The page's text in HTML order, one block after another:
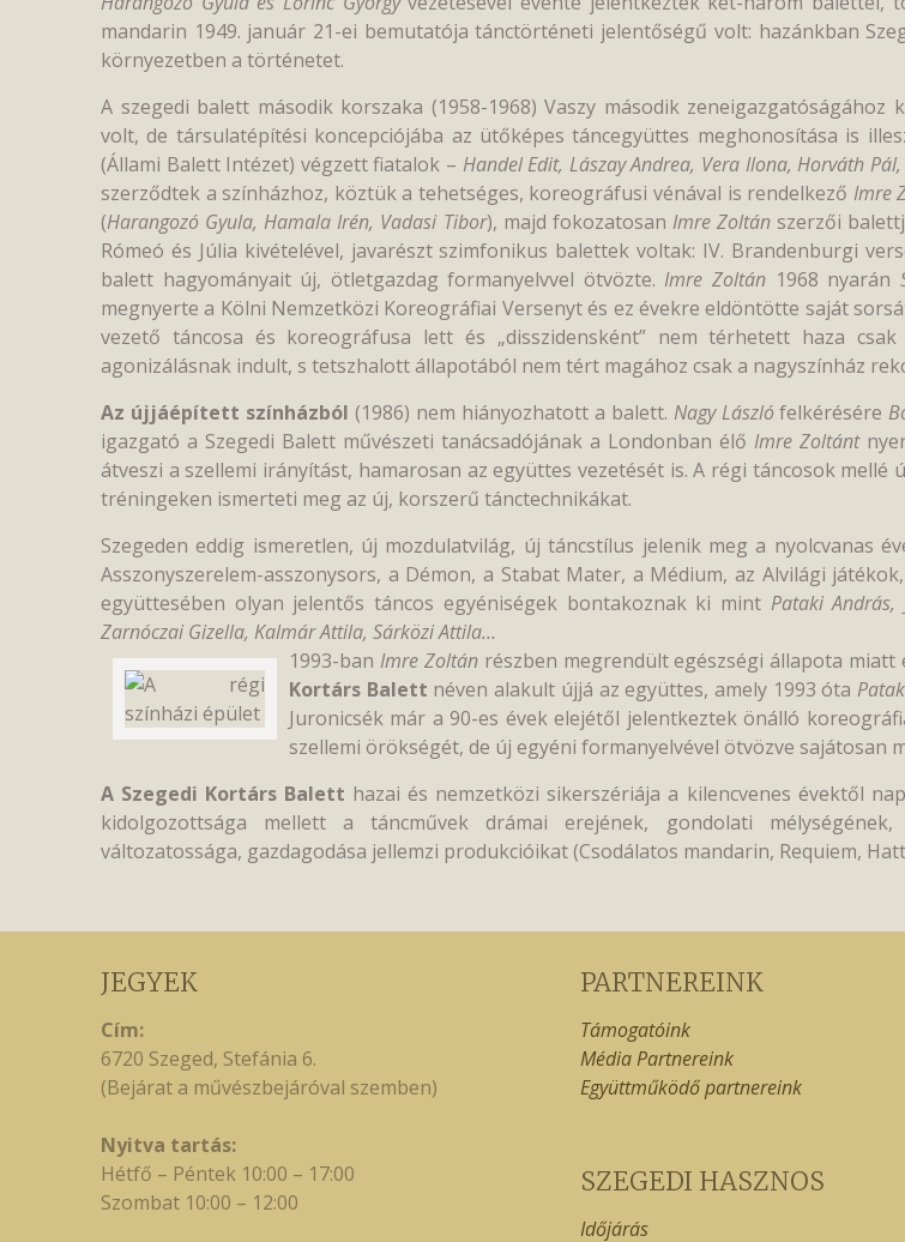
mandarin 1949. január 21-ei bemutatója tánctörténeti jelentőségű volt: hazánkban
környezetben a történetet.
A szegedi balett második korszaka (1958-1968) Vaszy második zeneigazgatóságához
volt, de társulatépítési koncepciójába az ütőképes táncegyüttes meghonosítása is
(Állami Balett Intézet) végzett fiatalok – Handel Edit, Lászay Andrea, Vera Ilona, Horváth
szerződtek a színházhoz, köztük a tehetséges, koreográfusi vénával is rendelkező Imre
(Harangozó Gyula, Hamala Irén, Vadasi Tibor), majd fokozatosan Imre Zoltánszerzői
Rómeó és Júlia kivételével, javarészt szimfonikus balettek voltak: IV. Brandenburgi
balett hagyományait új, ötletgazdag formanyelvvel ötvözte. Imre Zoltán1968 nyarán
megnyerte a Kölni Nemzetközi Koreográfiai Versenyt és ez évekre eldöntötte saját
vezető táncosa és koreográfusa lett és „disszidensként” nem térhetett haza
agonizálásnak indult, s tetszhalott állapotából nem tért magához csak a nagyszínház
Az újjáépített színházból (1986) nem hiányozhatott a balett. Nagy László felkérésére
igazgató a Szegedi Balett művészeti tanácsadójának a Londonban élő Imre Zoltánt
átveszi a szellemi irányítást, hamarosan az együttes vezetését is. A régi táncosok
tréningeken ismerteti meg az új, korszerű tánctechnikákat.
Szegeden eddig ismeretlen, új mozdulatvilág, új táncstílus jelenik meg a nyolcvanas
Asszonyszerelem-asszonysors, a Démon, a Stabat Mater, a Médium, az Alvilági
együttesében olyan jelentős táncos egyéniségek bontakoznak ki mint Pataki
Zarnóczai Gizella, Kalmár Attila, Sárközi Attila…
1993-ban Imre Zoltánrészben megrendült egészségi állapota miatt
Kortárs Balett néven alakult újjá az együttes, amely 1993 óta
Juronicsék már a 90-es évek elejétől jelentkeztek önálló
szellemi örökségét, de új egyéni formanyelvével ötvözve
A Szegedi Kortárs Balett hazai és nemzetközi sikerszériája a kilencvenes évektől
kidolgozottsága mellett a táncművek drámai erejének, gondolati
változatossága, gazdagodása jellemzi produkcióikat (Csodálatos mandarin, Requiem,
JEGYEK
Cím:
6720 Szeged, Stefánia 6.
(Bejárat a művészbejáróval szemben)
Nyitva tartás:
Hétfő – Péntek 10:00 – 17:00
Szombat 10:00 – 12:00
PARTNEREINK
Támogatóink
Média Partnereink
Együttműködő partnereink
SZEGEDI HASZNOS
Időjárás